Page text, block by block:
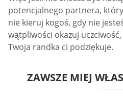
potencjalnego partnera,
nie kieruj kogoś, gdy nie
wątpliwości okazuj
Twoja randka ci podziękuje.
ZAWSZE MIEJ